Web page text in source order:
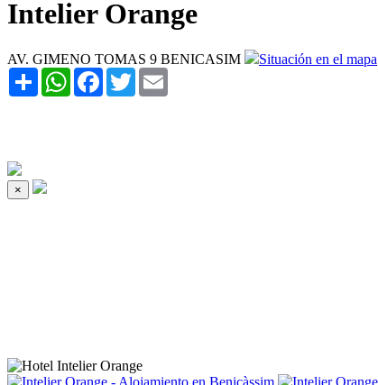
Intelier Orange
AV. GIMENO TOMAS 9 BENICASIM
Situación en el mapa
Share WhatsAppFacebook
Twitter
×